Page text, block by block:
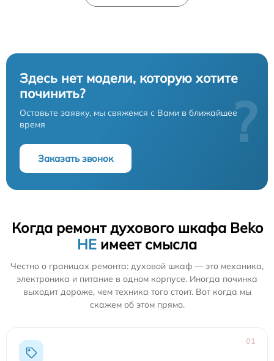
Здесь нет модели, которую хотите
починить?
Оставьте заявку, мы свяжемся с Вами в ближайшее
время
Заказать звонок
?
Когда ремонт духового шкафа Beko
НЕ имеет смысла
Честно о границах ремонта: духовой шкаф — это механика,
электроника и питание в одном корпусе. Иногда починка
выходит дороже, чем техника того стоит. Вот когда мы
скажем об этом прямо.
01